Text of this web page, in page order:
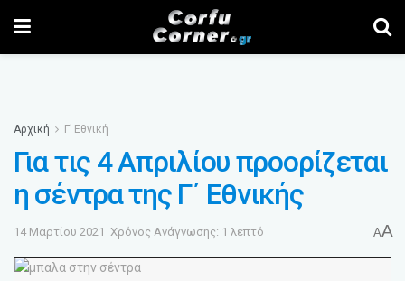
Αρχική Γ’ Εθνική
Για τις 4 Απριλίου προορίζεται
η σέντρα της Γ΄ Εθνικής
14 Μαρτίου 2021 Χρόνος Ανάγνωσης: 1 λεπτό AA